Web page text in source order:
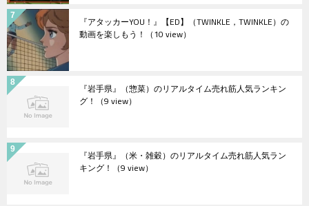
『アタッカーYOU！』【ED】（TWINKLE，TWINKLE）の
動画を楽しもう！ （10 view）
『岩手県』（惣菜）のリアルタイム売れ筋人気ランキン
グ！ （9 view）
『岩手県』（米・雑穀）のリアルタイム売れ筋人気ラン
キング！ （9 view）